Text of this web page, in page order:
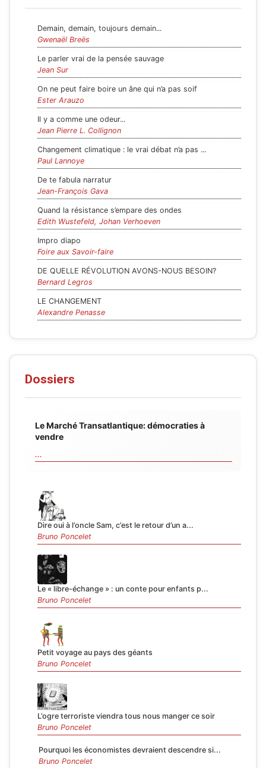
Demain, demain, toujours demain...
Gwenaël Breës
Le parler vrai de la pensée sauvage
Jean Sur
On ne peut faire boire un âne qui n’a pas soif
Ester Arauzo
Il y a comme une odeur...
Jean Pierre L. Collignon
Changement climatique : le vrai débat n’a pas ...
Paul Lannoye
De te fabula narratur
Jean-François Gava
Quand la résistance s’empare des ondes
Edith Wustefeld, Johan Verhoeven
Impro diapo
Foire aux Savoir-faire
DE QUELLE RÉVOLUTION AVONS-NOUS BESOIN?
Bernard Legros
LE CHANGEMENT
Alexandre Penasse
Dossiers
Le Marché Transatlantique: démocraties à
vendre
...
Dire oui à l’oncle Sam, c’est le retour d’un a...
Bruno Poncelet
Le « libre-échange » : un conte pour enfants p...
Bruno Poncelet
Petit voyage au pays des géants
Bruno Poncelet
L’ogre terroriste viendra tous nous manger ce soir
Bruno Poncelet
Pourquoi les économistes devraient descendre si...
Bruno Poncelet